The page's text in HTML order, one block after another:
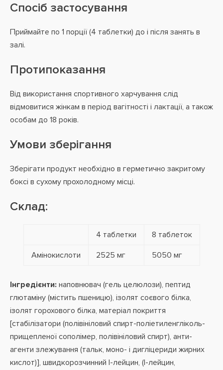
Спосіб застосування
Приймайте по 1 порції (4 таблетки) до і після занять в
залі.
Протипоказання
Від використання спортивного харчування слід
відмовитися жінкам в період вагітності і лактації, а також
особам до 18 років.
Умови зберігання
Зберігати продукт необхідно в герметично закритому
боксі в сухому прохолодному місці.
Склад:
4 таблетки 8 таблеток
Амінокислоти 2525 мг 5050 мг
Інгредієнти: наповнювач (гель целюлози), пептид
глютаміну (містить пшеницю), ізолят соєвого білка,
ізолят горохового білка, матеріал покриття
[стабілізатори (полівініловий спирт-поліетиленгліколь-
прищепленої сополімер, полівініловий спирт), анти-
агенти злежування (тальк, моно- і дигліцериди жирних
кислот)], швидкорозчинний l-лейцин, (l-лейцин,